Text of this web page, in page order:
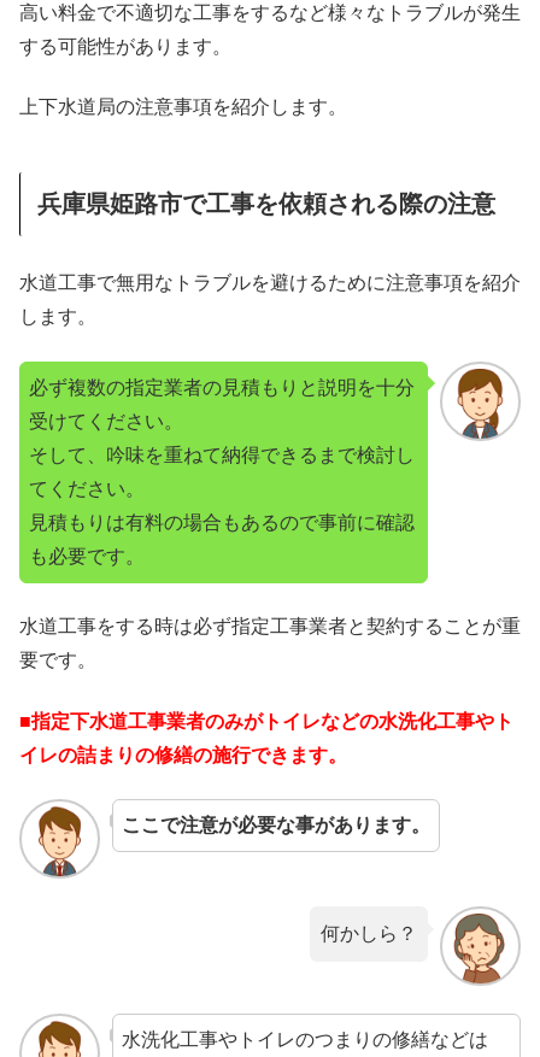
高い料金で不適切な工事をするなど様々なトラブルが発生
する可能性があります。
上下水道局の注意事項を紹介します。
兵庫県姫路市で工事を依頼される際の注意
水道工事で無用なトラブルを避けるために注意事項を紹介
します。
必ず複数の指定業者の見積もりと説明を十分
受けてください。
そして、吟味を重ねて納得できるまで検討し
てください。
見積もりは有料の場合もあるので事前に確認
も必要です。
水道工事をする時は必ず指定工事業者と契約することが重
要です。
■指定下水道工事業者のみがトイレなどの水洗化工事やト
イレの詰まりの修繕の施行できます。
ここで注意が必要な事があります。
何かしら？
水洗化工事やトイレのつまりの修繕などは